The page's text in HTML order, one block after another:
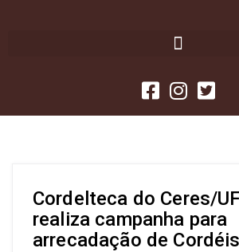
Cordelteca do Ceres/
realiza campanha para
arrecadação de Cordéis